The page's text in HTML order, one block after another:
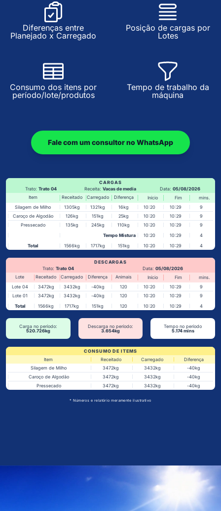
Diferenças entre
Planejado x Carregado
Posição de cargas por
Lotes
Consumo dos itens por
período/lote/produtos
Tempo de trabalho da
máquina
Fale com um consultor no WhatsApp
CARGAS
Trato: Trato 04 Receita:Vacas de media Data:05/08/2026
Item
Receitado Carregado Diferença Início Fim
mins.
Silagem de Milho
1305kg 1321kg 16kg 10:20 10:29
9
Caroço de Algodão
126kg 151kg 25kg 10:20 10:29
9
Pressecado
135kg 245kg 110kg 10:20 10:29
9
Tempo Mistura
10:20 10:29
4
Total
1566kg 1717kg 151kg 10:20 10:29 4
DESCARGAS
Trato: Trato 04 Data: 05/08/2026
Lote
Receitado Carregado Diferença Animais Início Fim
mins.
Lote 04
3472kg 3432kg -40kg 120 10:20 10:29
9
Lote 01
3472kg 3432kg -40kg 120 10:20 10:29
9
Total
1566kg 1717kg 151kg 120 10:20 10:29 4
Carga no período:
520.726kg
Descarga no período:
3.654kg
Tempo no período
5.174 mins
CONSUMO DE ITEMS
Item
Receitado Carregado
Diferença
Silagem de Milho
3472kg 3432kg
-40kg
Caroço de Algodão
3472kg 3432kg
-40kg
Pressecado
3472kg 3432kg -40kg
* Números e relatório meramente ilustrativo